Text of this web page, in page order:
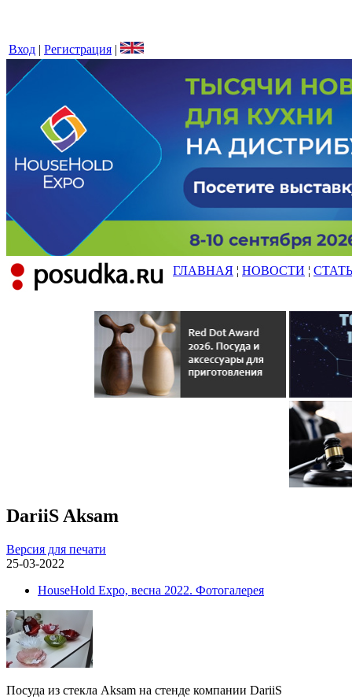
Вход | Регистрация |
ГЛАВНАЯ ¦ НОВОСТИ ¦
DariiS Aksam
Версия для печати
25-03-2022
HouseHold Expo, весна 2022. Фотогалерея
Посуда из стекла Aksam на стенде компании DariiS